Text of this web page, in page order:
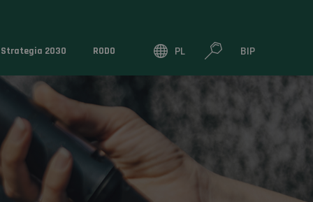
Strategia 2030 RODO PL BIP